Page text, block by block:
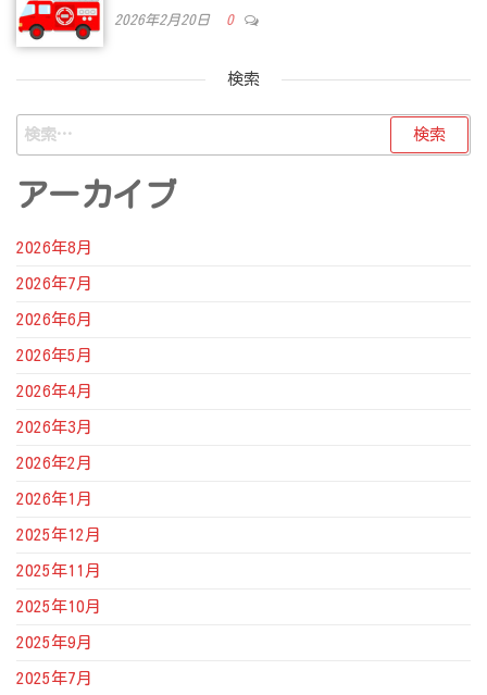
2026年2月20日 0
検索
検
索:
アーカイブ
2026年8月
2026年7月
2026年6月
2026年5月
2026年4月
2026年3月
2026年2月
2026年1月
2025年12月
2025年11月
2025年10月
2025年9月
2025年7月